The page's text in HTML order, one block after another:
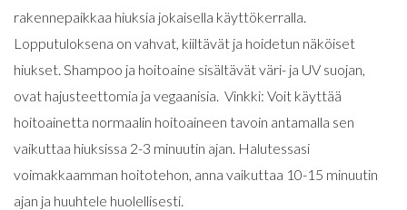
rakennepaikkaa hiuksia jokaisella käyttökerralla.
Lopputuloksena on vahvat, kiiltävät ja hoidetun näköiset
hiukset. Shampoo ja hoitoaine sisältävät väri- ja UV suojan,
ovat hajusteettomia ja vegaanisia. Vinkki: Voit käyttää
hoitoainetta normaalin hoitoaineen tavoin antamalla sen
vaikuttaa hiuksissa 2-3 minuutin ajan. Halutessasi
voimakkaamman hoitotehon, anna vaikuttaa 10-15 minuutin
ajan ja huuhtele huolellisesti.